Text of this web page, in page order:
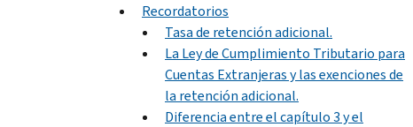
Recordatorios
Tasa de retención adicional.
La Ley de Cumplimiento Tributario para
Cuentas Extranjeras y las exenciones de
la retención adicional.
Diferencia entre el capítulo 3 y el